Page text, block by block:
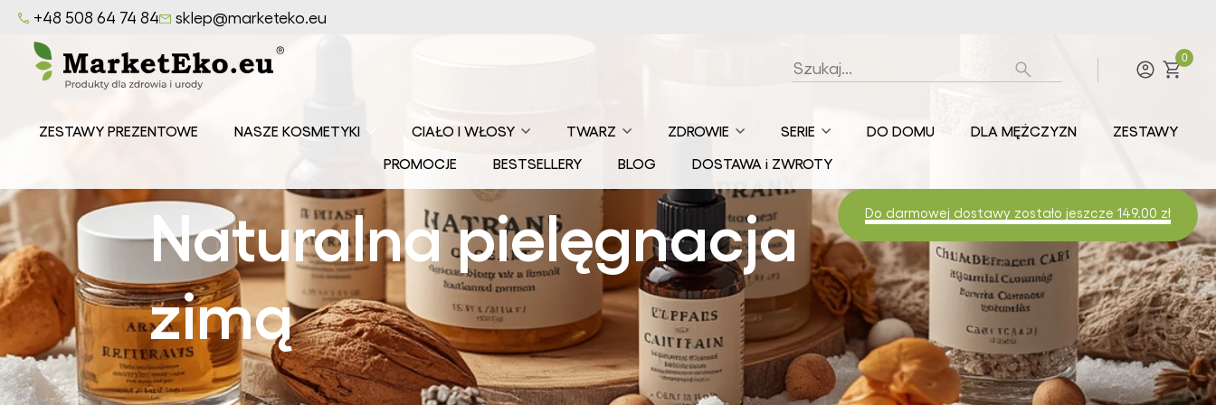
+48 508 64 74 84 sklep@marketeko.eu
0
ZESTAWY PREZENTOWE
NASZE KOSMETYKI
Mydła
MarketEko.eu
Peelingi
MarketEko.eu
Seria CEDROWY
LAS
Seria LAZUROWE
MORZE
Seria
CIAŁO I WŁOSY
do ciała
Dezodoranty
Kosmetyki do
kąpieli
Mydła
Ochrona UV ciała
Odżywki i maski
do włosów
Olejki do ciała i
TWARZ
do ust
Demakijaż
Glinki
Hydrolaty
Kremy do twarzy
Kremy i sera pod
oczy
Maseczki do
twarzy
ZDROWIE
Kakao
Czopki
Maści i mazidła
Miody i produkty
pszczele
Olejki naturalne
Preparaty z
DMSO
SERIE
kosmetyki
Kosmetyki
konopne
Kosmetyki na
bazie miodu
Kosmetyki na
bazie piwa
Kosmetyki na
bazie soli z
kopalni Wieliczka
DO DOMU DLA MĘŻCZYZN
ZESTAWY
PROMOCJE
BESTSELLERY BLOG DOSTAWA i ZWROTY
Do darmowej dostawy zostało jeszcze 149.00 zł
Naturalna pielęgnacja
zimą